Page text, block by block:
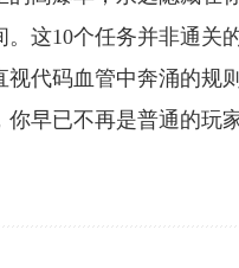
这10个任务并非通关
代码血管中奔涌的规
早已不再是普通的玩